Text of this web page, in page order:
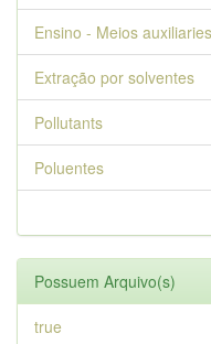
Ensino - Meios auxiliaries
Extração por solventes
Pollutants
Poluentes
Possuem Arquivo(s)
true